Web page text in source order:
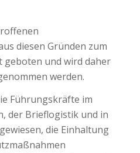
diesen Gründen zum
und wird daher
werden.
Führungskräfte im
der Brieflogistik und in
die Einhaltung